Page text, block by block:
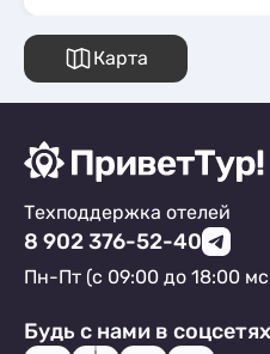
Карта
Техподдержка отелей
8 902 376-52-40
Пн-Пт (с 09:00 до 18:00
Будь с нами в соцсетях